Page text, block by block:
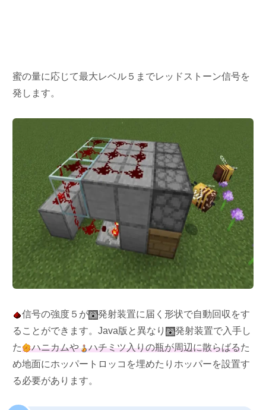
蜜の量に応じて最大レベル５までレッドストーン信号を
発します。
信号の強度５が
発射装置に届く形状で自動回収をす
ることができます。Java版と異なり
発射装置で入手し
た
ハニカムや ハチミツ入りの瓶が周辺に散らばるた
め地面にホッパートロッコを埋めたりホッパーを設置す
る必要があります。